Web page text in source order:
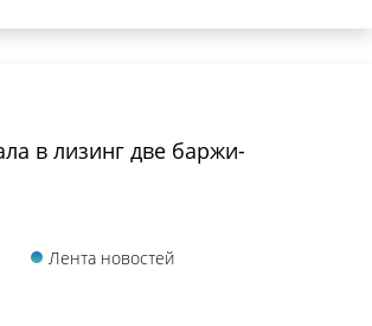
в лизинг две баржи-
Лента новостей